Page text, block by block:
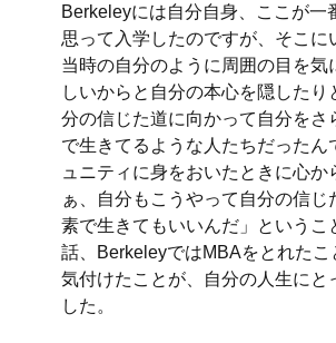
Berkeleyには自分自身、ここが一
思って入学したのですが、そこに
当時の自分のように周囲の目を気
しいからと自分の本心を隠したり
分の信じた道に向かって自分をさ
で生きてるような人たちだったん
ュニティに身をおいたときに心か
ぁ、自分もこうやって自分の信じ
素で生きてもいいんだ」というこ
話、BerkeleyではMBAをとれた
気付けたことが、自分の人生にと
した。